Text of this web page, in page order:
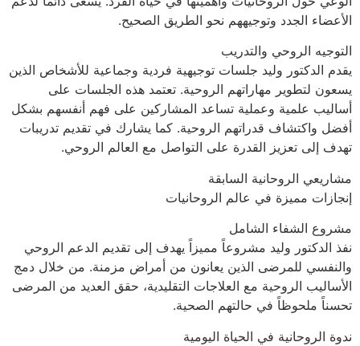
الأعضاء الجدد وتوجيههم نحو الطريق الصحيح.
التوجيه الروحي والتدريب
يقدم الدكتور وليد جلسات توجيهية فردية وجماعية للأشخاص الذين
يسعون لتطوير مهاراتهم الروحية. تعتمد هذه الجلسات على
أساليب علمية وعملية تساعد المشاركين على فهم أنفسهم بشكل
أفضل واكتشاف قدراتهم الروحية. كما يشارك في تقديم تدريبات
تهدف إلى تعزيز القدرة على التواصل مع العالم الروحي.
مشاريعي الروحانية السابقة
إنجازات مميزة في عالم الروحانيات
مشروع الشفاء الشامل
نفذ الدكتور وليد مشروعاً مميزاً يهدف إلى تقديم الدعم الروحي
والنفسي للمرضى الذين يعانون من أمراض مزمنة. من خلال دمج
الأساليب الروحية مع العلاجات التقليدية، حقق العديد من المرضى
تحسناً ملحوظاً في حالتهم الصحية.
ندوة الروحانية في الحياة اليومية